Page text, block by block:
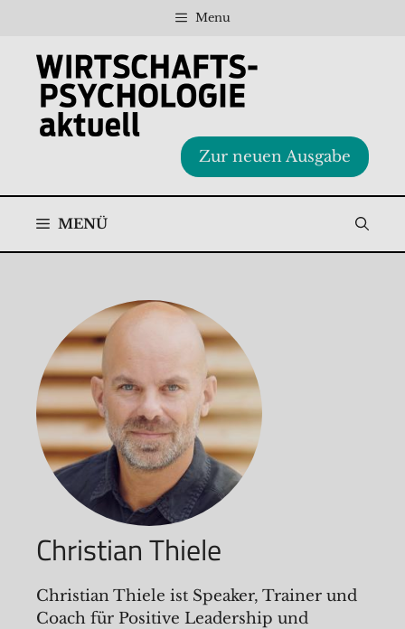
springen
Menu
Zur neuen Ausgabe
MENÜ
Christian Thiele
Christian Thiele ist Speaker, Trainer und
Coach für Positive Leadership und